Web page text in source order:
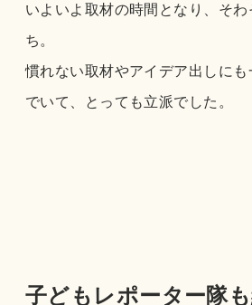
いよいよ取材の時間となり、そ
ち。
慣れない取材やアイデア出しに
でいて、とっても立派でした。
子どもレポーター隊